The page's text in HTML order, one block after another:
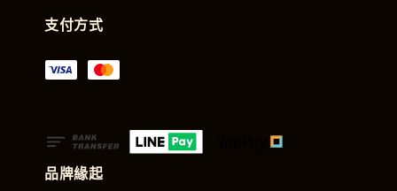
支付方式
品牌緣起